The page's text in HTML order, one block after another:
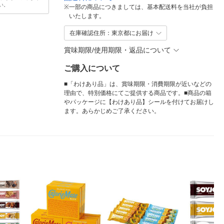
。
※一部の商品につきましては、基本配送料を当社が負担
いたします。
在庫確認住所：東京都にお届け
賞味期限/使用期限・返品について
ご購入について
■「わけあり品」は、賞味期限・消費期限が近いなどの
理由で、特別価格にてご提供する商品です。■商品の箱
やパッケージに【わけあり品】シールを付けてお届けし
ます。あらかじめご了承ください。